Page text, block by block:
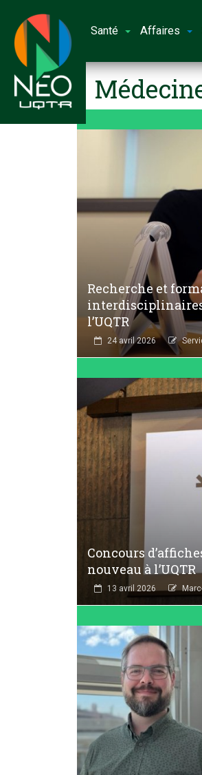
Santé Affaires
Recherche et
l’UQTR
24 avril 2026
Concours
nouveau à l’UQTR
13 avril 2026